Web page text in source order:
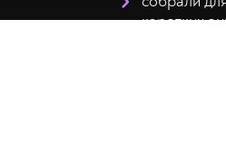
коротких